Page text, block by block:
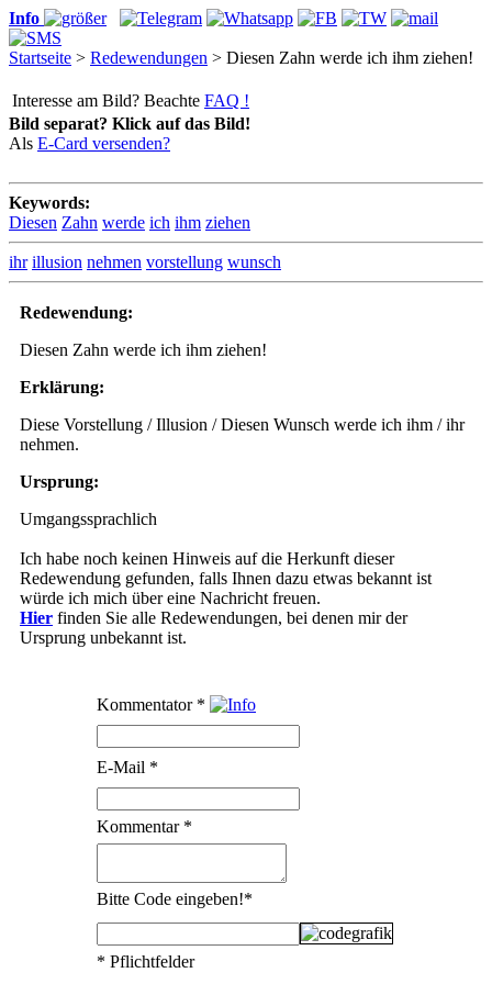
Info
Startseite > Redewendungen > Diesen Zahn werde ich ihm ziehen!
Interesse am Bild? Beachte FAQ !
Bild separat? Klick auf das Bild!
Als E-Card versenden?
Keywords:
Diesen Zahn werde ich ihm ziehen
ihr illusion nehmen vorstellung wunsch
Redewendung:
Diesen Zahn werde ich ihm ziehen!
Erklärung:
Diese Vorstellung / Illusion / Diesen Wunsch werde ich ihm / ihr
nehmen.
Ursprung:
Umgangssprachlich
Ich habe noch keinen Hinweis auf die Herkunft dieser
Redewendung gefunden, falls Ihnen dazu etwas bekannt ist
würde ich mich über eine Nachricht freuen.
Hier finden Sie alle Redewendungen, bei denen mir der
Ursprung unbekannt ist.
Kommentator *
E-Mail *
Kommentar *
Bitte Code eingeben!*
* Pflichtfelder